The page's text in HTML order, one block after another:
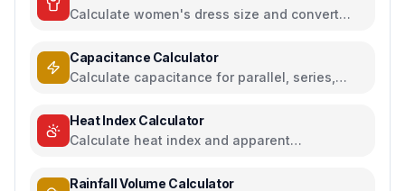
Calculate women's dress size and convert
Capacitance Calculator
Calculate capacitance for parallel, series,
Heat Index Calculator
Calculate heat index and apparent
Rainfall Volume Calculator